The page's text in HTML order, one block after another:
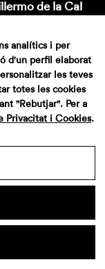
de la Cal
analítics i per
d'un perfil elaborat
les teves
totes les cookies
"Rebutjar". Per a
Privacitat i Cookies.